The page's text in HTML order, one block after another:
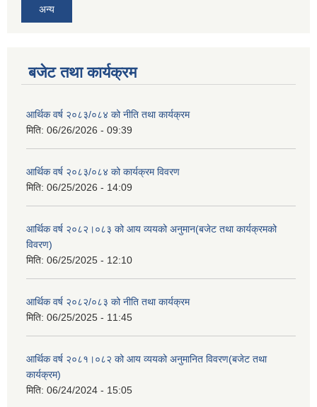
अन्य
बजेट तथा कार्यक्रम
आर्थिक वर्ष २०८३/०८४ को नीति तथा कार्यक्रम
मिति: 06/26/2026 - 09:39
आर्थिक वर्ष २०८३/०८४ को कार्यक्रम विवरण
मिति: 06/25/2026 - 14:09
आर्थिक वर्ष २०८२।०८३ को आय व्ययको अनुमान(बजेट तथा कार्यक्रमको
विवरण)
मिति: 06/25/2025 - 12:10
आर्थिक वर्ष २०८२/०८३ को नीति तथा कार्यक्रम
मिति: 06/25/2025 - 11:45
आर्थिक वर्ष २०८१।०८२ को आय व्ययको अनुमानित विवरण(बजेट तथा
कार्यक्रम)
मिति: 06/24/2024 - 15:05